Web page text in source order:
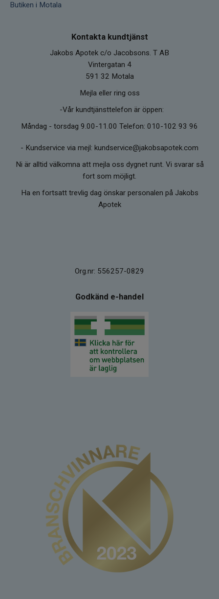
Butiken i Motala
Kontakta kundtjänst
Jakobs Apotek c/o Jacobsons. T AB
Vintergatan 4
591 32 Motala
Mejla eller ring oss
-Vår kundtjänsttelefon är öppen:
Måndag - torsdag 9.00-11.00 Telefon: 010-102 93 96
- Kundservice via mejl: kundservice@jakobsapotek.com
Ni är alltid välkomna att mejla oss dygnet runt. Vi svarar så
fort som möjligt.
Ha en fortsatt trevlig dag önskar personalen på Jakobs
Apotek
Org.nr: 556257-0829
Godkänd e-handel